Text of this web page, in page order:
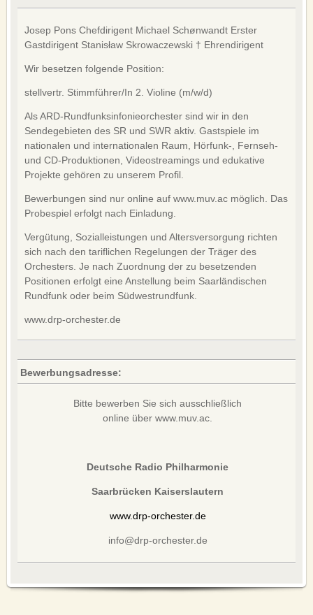
AGB
DATENSCHUTZ
Josep Pons Chefdirigent Michael Schønwandt Erster
Gastdirigent Stanisław Skrowaczewski † Ehrendirigent
Wir besetzen folgende Position:
stellvertr. Stimmführer/In 2. Violine (m/w/d)
Als ARD-Rundfunksinfonieorchester sind wir in den
Sendegebieten des SR und SWR aktiv. Gastspiele im
nationalen und internationalen Raum, Hörfunk-, Fernseh-
und CD-Produktionen, Videostreamings und edukative
Projekte gehören zu unserem Profil.
Bewerbungen sind nur online auf www.muv.ac möglich. Das
Probespiel erfolgt nach Einladung.
Vergütung, Sozialleistungen und Altersversorgung richten
sich nach den tariflichen Regelungen der Träger des
Orchesters. Je nach Zuordnung der zu besetzenden
Positionen erfolgt eine Anstellung beim Saarländischen
Rundfunk oder beim Südwestrundfunk.
www.drp-orchester.de
Bewerbungsadresse:
Bitte bewerben Sie sich ausschließlich
online über www.muv.ac.
Deutsche Radio Philharmonie
Saarbrücken Kaiserslautern
www.drp-orchester.de
info@drp-orchester.de